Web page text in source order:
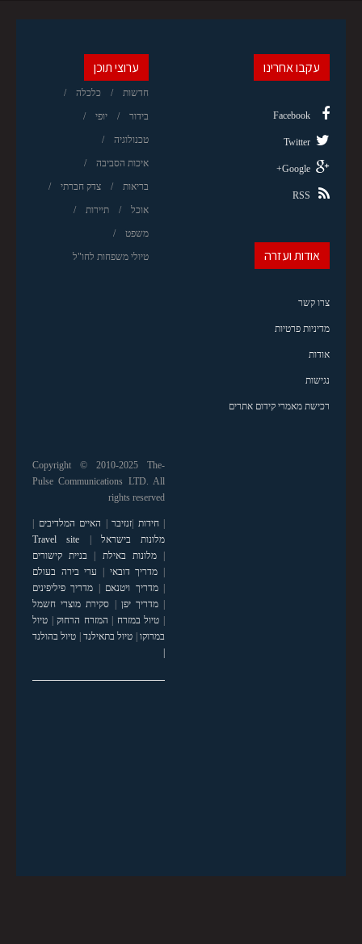
ערוצי תוכן
חדשות כלכלה
בידור יופי
טכנולוגיה
איכות הסביבה
בריאות צדק חברתי
אוכל תיירות
משפט
טיולי משפחות לחו"ל
עקבו אחרינו
Facebook
Twitter
Google+
RSS
אודות ועזרה
צרו קשר
מדיניות פרטיות
אודות
נגישות
רכישת מאמרי קידום אתרים
Copyright © 2010-2025 The-
Pulse Communications LTD. All
rights reserved
|חידות זנזיבר האיים המלדיבים
מלונות בישראל
Travel site
|מלונות באילת
בניית קישורים
מדריך דובאי
ערי בירה בעולם
|מדריך ויטנאם
מדריך פיליפינים
|מדריך יפן
סקירת מוצרי חשמל
טיול במזרח המזרח הרחוק| טיול
במרוקו| טיול בתאילנד| טיול בהולנד